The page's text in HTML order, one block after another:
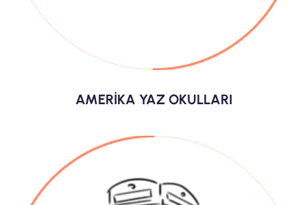
AMERİKA YAZ OKULLARI